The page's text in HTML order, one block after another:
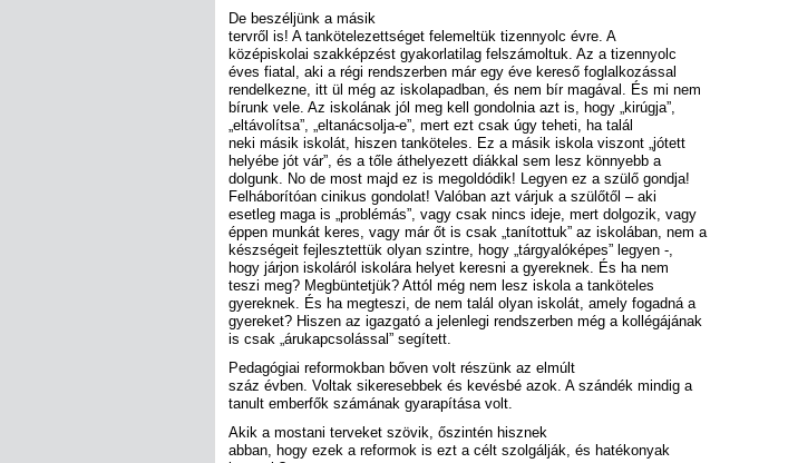
De beszéljünk a másik
tervről is! A tankötelezettséget felemeltük tizennyolc évre. A
középiskolai szakképzést gyakorlatilag felszámoltuk. Az a tizennyolc
éves fiatal, aki a régi rendszerben már egy éve kereső foglalkozással
rendelkezne, itt ül még az iskolapadban, és nem bír magával. És mi nem
bírunk vele. Az iskolának jól meg kell gondolnia azt is, hogy „kirúgja”,
„eltávolítsa”, „eltanácsolja-e”, mert ezt csak úgy teheti, ha talál
neki másik iskolát, hiszen tanköteles. Ez a másik iskola viszont „jótett
helyébe jót vár”, és a tőle áthelyezett diákkal sem lesz könnyebb a
dolgunk. No de most majd ez is megoldódik! Legyen ez a szülő gondja!
Felháborítóan cinikus gondolat! Valóban azt várjuk a szülőtől – aki
esetleg maga is „problémás”, vagy csak nincs ideje, mert dolgozik, vagy
éppen munkát keres, vagy már őt is csak „tanítottuk” az iskolában, nem a
készségeit fejlesztettük olyan szintre, hogy „tárgyalóképes” legyen -,
hogy járjon iskoláról iskolára helyet keresni a gyereknek. És ha nem
teszi meg? Megbüntetjük? Attól még nem lesz iskola a tanköteles
gyereknek. És ha megteszi, de nem talál olyan iskolát, amely fogadná a
gyereket? Hiszen az igazgató a jelenlegi rendszerben még a kollégájának
is csak „árukapcsolással” segített.
Pedagógiai reformokban bőven volt részünk az elmúlt
száz évben. Voltak sikeresebbek és kevésbé azok. A szándék mindig a
tanult emberfők számának gyarapítása volt.
Akik a mostani terveket szövik, őszintén hisznek
abban, hogy ezek a reformok is ezt a célt szolgálják, és hatékonyak